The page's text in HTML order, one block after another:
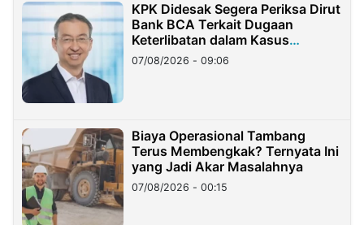
KPK Didesak Segera Periksa Dirut
Bank BCA Terkait Dugaan
Keterlibatan dalam Kasus
Hilangnya Dana Nasabah Rp2,58
Miliar
07/08/2026 - 09:06
Biaya Operasional Tambang
Terus Membengkak? Ternyata Ini
yang Jadi Akar Masalahnya
07/08/2026 - 00:15